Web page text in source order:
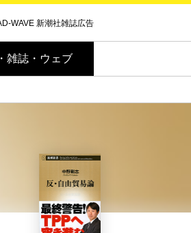
WAVE 新潮社雑誌広告
雑誌・ウェブ